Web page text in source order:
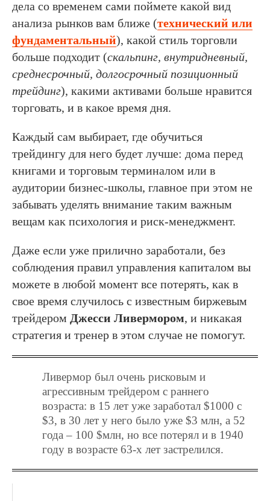
дела со временем сами поймете какой вид
анализа рынков вам ближе (технический или
фундаментальный), какой стиль торговли
больше подходит (скальпинг, внутридневный,
среднесрочный, долгосрочный позиционный
трейдинг), какими активами больше нравится
торговать, и в какое время дня.
Каждый сам выбирает, где обучиться
трейдингу для него будет лучше: дома перед
книгами и торговым терминалом или в
аудитории бизнес-школы, главное при этом не
забывать уделять внимание таким важным
вещам как психология и риск-менеджмент.
Даже если уже прилично заработали, без
соблюдения правил управления капиталом вы
можете в любой момент все потерять, как в
свое время случилось с известным биржевым
трейдером Джесси Ливермором, и никакая
стратегия и тренер в этом случае не помогут.
Ливермор был очень рисковым и
агрессивным трейдером с раннего
возраста: в 15 лет уже заработал $1000 с
$3, в 30 лет у него было уже $3 млн, а 52
года – 100 $млн, но все потерял и в 1940
году в возрасте 63-х лет застрелился.